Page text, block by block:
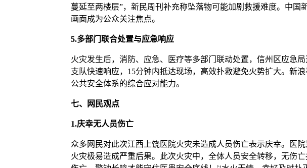
蔓延至两楼层”，新民周刊补充称坠落物可能加剧救援难度。中国
画面成为公众关注焦点。
5.多部门联合处置与应急响应
火灾发生后，消防、应急、医疗等多部门联动处置，信州区应急
支队快速响应，15分钟内抵达现场，高效扑救避免火势扩大。新
公共安全体系的综合应对能力。
七、网民观点
1.庆幸无人员伤亡
众多网民对此次江西上饶医院火灾未造成人员伤亡表示庆幸。医
火灾极易造成严重后果。此次火灾中，全体人员安全转移，无伤